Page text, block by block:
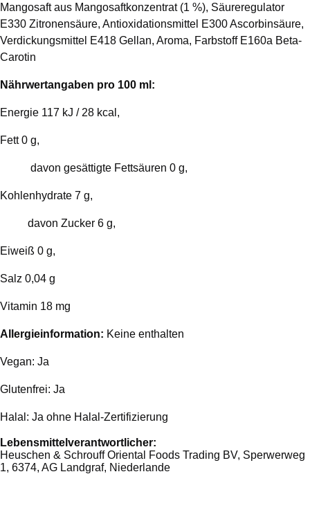
Mangosaft aus Mangosaftkonzentrat (1 %), Säureregulator
E330 Zitronensäure, Antioxidationsmittel E300 Ascorbinsäure,
Verdickungsmittel E418 Gellan, Aroma, Farbstoff E160a Beta-
Carotin
Nährwertangaben pro 100 ml:
Energie 117 kJ / 28 kcal,
Fett 0 g,
davon gesättigte Fettsäuren 0 g,
Kohlenhydrate 7 g,
davon Zucker 6 g,
Eiweiß 0 g,
Salz 0,04 g
Vitamin 18 mg
Allergieinformation: Keine enthalten
Vegan: Ja
Glutenfrei: Ja
Halal: Ja ohne Halal-Zertifizierung
Lebensmittelverantwortlicher:
Heuschen & Schrouff Oriental Foods Trading BV, Sperwerweg
1, 6374, AG Landgraf, Niederlande